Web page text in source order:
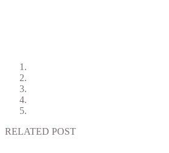
RELATED POST